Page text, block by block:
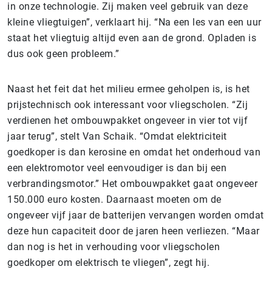
in onze technologie. Zij maken veel gebruik van deze
kleine vliegtuigen”, verklaart hij. “Na een les van een uur
staat het vliegtuig altijd even aan de grond. Opladen is
dus ook geen probleem.”
Naast het feit dat het milieu ermee geholpen is, is het
prijstechnisch ook interessant voor vliegscholen. “Zij
verdienen het ombouwpakket ongeveer in vier tot vijf
jaar terug”, stelt Van Schaik. “Omdat elektriciteit
goedkoper is dan kerosine en omdat het onderhoud van
een elektromotor veel eenvoudiger is dan bij een
verbrandingsmotor.” Het ombouwpakket gaat ongeveer
150.000 euro kosten. Daarnaast moeten om de
ongeveer vijf jaar de batterijen vervangen worden omdat
deze hun capaciteit door de jaren heen verliezen. “Maar
dan nog is het in verhouding voor vliegscholen
goedkoper om elektrisch te vliegen”, zegt hij.